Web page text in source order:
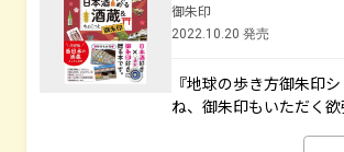
御朱印
2022.10.20 発売
『地球の歩き方御朱印
ね、御朱印もいただく欲